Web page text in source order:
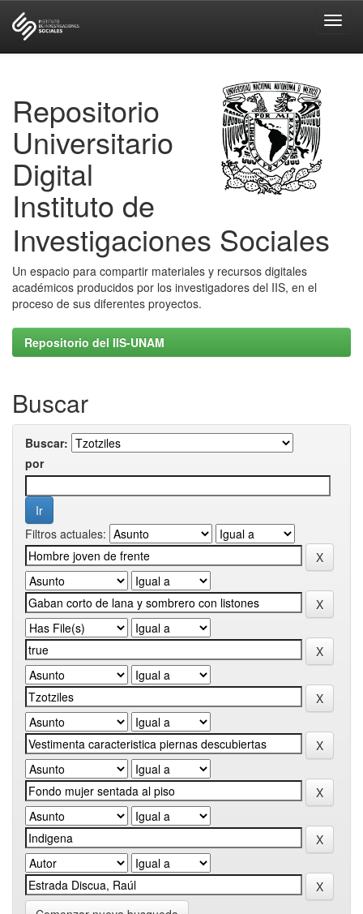
Repositorio
Universitario
Digital
Instituto de
Investigaciones Sociales
Un espacio para compartir materiales y recursos digitales
académicos producidos por los investigadores del IIS, en el
proceso de sus diferentes proyectos.
Repositorio del IIS-UNAM
Buscar
Buscar:
por
Filtros actuales: